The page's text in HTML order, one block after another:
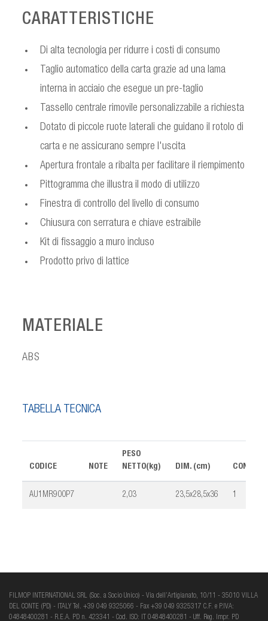
CARATTERISTICHE
Di alta tecnologia per ridurre i costi di consumo
Taglio automatico della carta grazie ad una lama
interna in acciaio che esegue un pre-taglio
Tassello centrale rimovile personalizzabile a richiesta
Dotato di piccole ruote laterali che guidano il rotolo di
carta e ne assicurano sempre l'uscita
Apertura frontale a ribalta per facilitare il riempimento
Pittogramma che illustra il modo di utilizzo
Finestra di controllo del livello di consumo
Chiusura con serratura e chiave estraibile
Kit di fissaggio a muro incluso
Prodotto privo di lattice
MATERIALE
ABS
TABELLA TECNICA
CODICE NOTE
PESO
NETTO(kg)
DIM. (cm) CONF.
AU1MR900P7 2,03 23,5x28,5x36 1
FILMOP INTERNATIONAL SRL (Soc. a Socio Unico) - Via dell’Artigianato, 10/11 - 35010 VILLA
DEL CONTE (PD) - ITALY Tel. +39 049 9325066 - Fax +39 049 9325317 C.F. e P.IVA:
04848400281 - R.E.A. PD n. 423341 - Cod. ISO: IT 04848400281 - Uff. Reg. Impr. PD